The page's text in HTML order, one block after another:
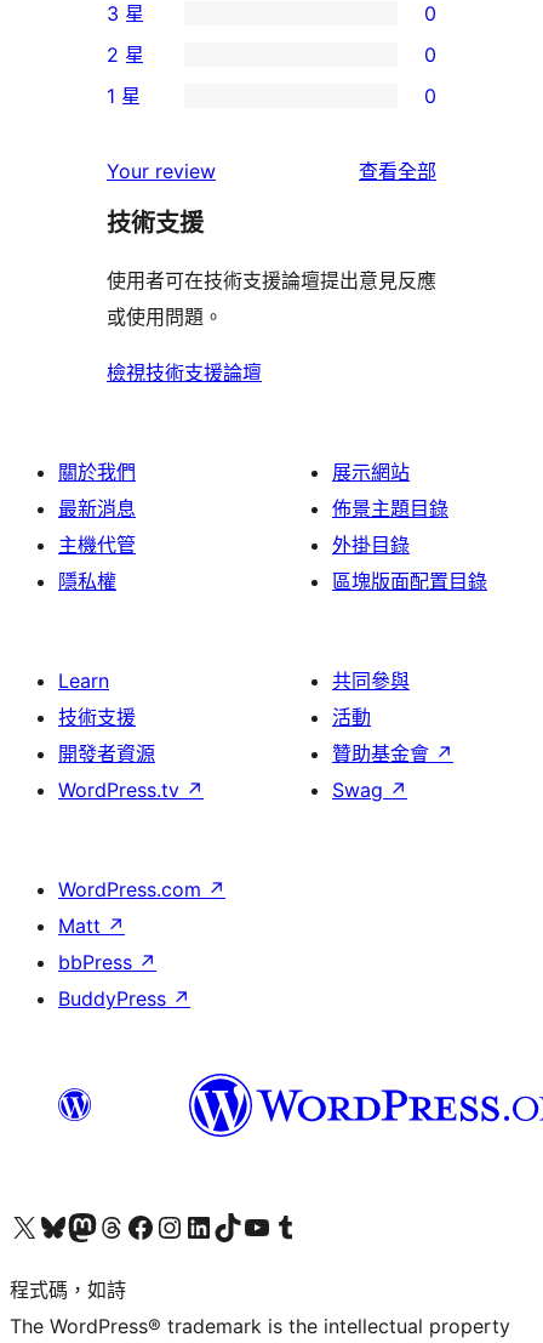
5
星
使
者
論
個
4
星
用
者
論
0
個
3
使
用
評
論
3 星 0
個
星
使
者
評
論
2 星 0
1
星
用
者
評
1 星 0
Your review 查看全部
評
技術支援
使用者可在技術支援論壇提出意見反應
或使用問題。
檢視技術支援論壇
關於我們
最新消息
主機代管
隱私權
展示網站
佈景主題目錄
外掛目錄
區塊版面配置目錄
Learn
技術支援
開發者資源
WordPress.tv ↗
共同參與
活動
贊助基金會 ↗
Swag ↗
WordPress.com ↗
Matt ↗
bbPress ↗
BuddyPress ↗
查看我們的 X (之前的 Twitter) 帳號造訪我們的 Bluesky 帳號造訪我們的 Mastodon 帳號造訪我們的 Threads 帳號 造訪我們的 Facebook 粉絲專頁Visit our Instagram account
Visit our LinkedIn account
造訪我們的 TikTok 帳號Visit our YouTube channel
造訪我們的 Tumblr 帳號
程式碼，如詩
The WordPress® trademark is the intellectual property